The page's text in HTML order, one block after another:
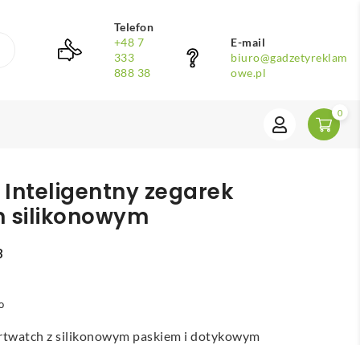
Telefon
+48 7
333
888 38
E-mail
biuro@gadzetyreklam
owe.pl
0
Inteligentny zegarek
silikonowym
z silikonowym paskiem i dotykowym